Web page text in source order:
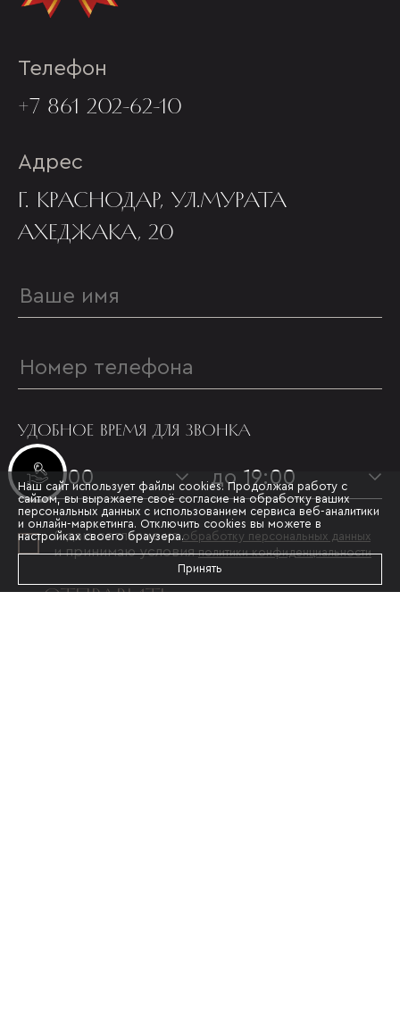
Инвестиционные лоты
Телефон
+7 861 202-62-10
Адрес
Г. КРАСНОДАР, УЛ.МУРАТА
АХЕДЖАКА, 20
УДОБНОЕ ВРЕМЯ ДЛЯ ЗВОНКА
с 09:00 до 19:00
Я даю согласие наобработку персональных данных
и принимаю условияполитики конфиденциальности
ОТПРАВИТЬ
Наш сайт использует файлы cookies. Продолжая работу с
сайтом, вы выражаете своё согласие на обработку ваших
персональных данных с использованием сервиса веб-аналитики
и онлайн-маркетинга. Отключить cookies вы можете в
настройках своего браузера.
Принять